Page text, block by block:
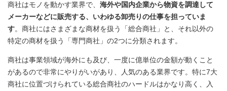
商社はモノを動かす業界で、 海外や国内企業から物資を調達して
メーカーなどに販売する、いわゆる卸売りの仕事を担っていま
す。商社にはさまざまな商材を扱う「総合商社」と、それ以外の
特定の商材を扱う「専門商社」の2つに分類されます。
商社は事業領域が海外にも及び、一度に億単位の金額が動くこと
があるので非常にやりがいがあり、人気のある業界です。特に7大
商社に位置づけられている総合商社のハードルはかなり高く、入